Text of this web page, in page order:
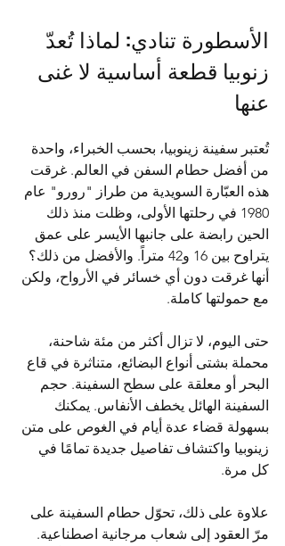
الأسطورة تنادي: لماذا تُعدّ
زنوبيا قطعة أساسية لا غنى
عنها
تُعتبر سفينة زينوبيا، بحسب الخبراء، واحدة
من أفضل حطام السفن في العالم. غرقت
هذه العبّارة السويدية من طراز "رورو" عام
1980 في رحلتها الأولى، وظلت منذ ذلك
الحين رابضة على جانبها الأيسر على عمق
يتراوح بين 16 و42 متراً. والأفضل من ذلك؟
أنها غرقت دون أي خسائر في الأرواح، ولكن
مع حمولتها كاملة.
حتى اليوم، لا تزال أكثر من مئة شاحنة،
محملة بشتى أنواع البضائع، متناثرة في قاع
البحر أو معلقة على سطح السفينة. حجم
السفينة الهائل يخطف الأنفاس. يمكنك
بسهولة قضاء عدة أيام في الغوص على متن
زينوبيا واكتشاف تفاصيل جديدة تمامًا في
كل مرة.
علاوة على ذلك، تحوّل حطام السفينة على
مرّ العقود إلى شعاب مرجانية اصطناعية.